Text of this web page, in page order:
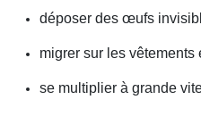
déposer des œufs
migrer sur les vêtements
se multiplier à grande